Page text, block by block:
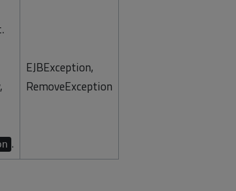
.
EJBException,
RemoveException